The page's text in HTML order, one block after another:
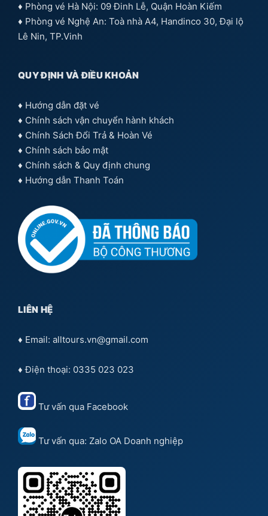
♦ Phòng vé Hà Nội: 09 Đinh Lễ, Quận Hoàn Kiếm
♦ Phòng vé Nghệ An: Toà nhà A4, Handinco 30, Đại lộ
Lê Nin, TP.Vinh
QUY ĐỊNH VÀ ĐIỀU KHOẢN
♦ Hướng dẫn đặt vé
♦ Chính sách vận chuyển hành khách
♦ Chính Sách Đổi Trả & Hoàn Vé
♦ Chính sách bảo mật
♦ Chính sách & Quy định chung
♦ Hướng dẫn Thanh Toán
LIÊN HỆ
♦ Email: alltours.vn@gmail.com
♦ Điện thoại: 0335 023 023
Tư vấn qua Facebook
Tư vấn qua: Zalo OA Doanh nghiệp